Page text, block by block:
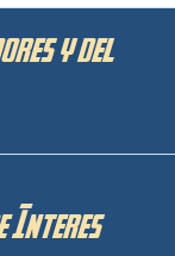
y del
Interes